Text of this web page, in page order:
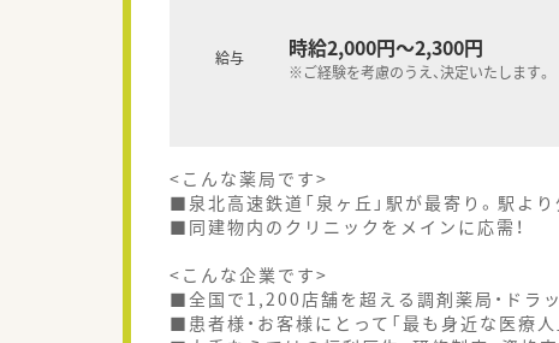
給与 時給2,000円～2,300円
※ご経験を考慮のうえ、決定いたします。
<こんな薬局です>
■泉北高速鉄道「泉ヶ丘」駅が最寄り。駅よ
■同建物内のクリニックをメインに応需！
<こんな企業です>
■全国で1,200店舗を超える調剤薬局・ドラ
■患者様・お客様にとって「最も身近な医療